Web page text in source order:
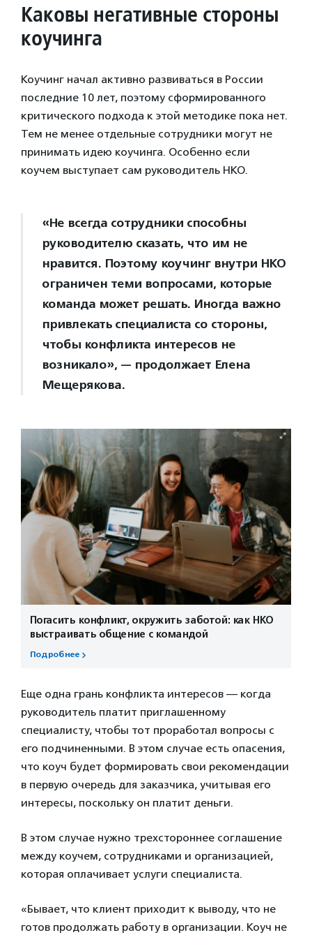
Каковы негативные стороны
коучинга
Коучинг начал активно развиваться в России
последние 10 лет, поэтому сформированного
критического подхода к этой методике пока нет.
Тем не менее отдельные сотрудники могут не
принимать идею коучинга. Особенно если
коучем выступает сам руководитель НКО.
«Не всегда сотрудники способны
руководителю сказать, что им не
нравится. Поэтому коучинг внутри НКО
ограничен теми вопросами, которые
команда может решать. Иногда важно
привлекать специалиста со стороны,
чтобы конфликта интересов не
возникало», — продолжает Елена
Мещерякова.
Погасить конфликт, окружить заботой: как НКО
выстраивать общение с командой
Подробнее
Еще одна грань конфликта интересов — когда
руководитель платит приглашенному
специалисту, чтобы тот проработал вопросы с
его подчиненными. В этом случае есть опасения,
что коуч будет формировать свои рекомендации
в первую очередь для заказчика, учитывая его
интересы, поскольку он платит деньги.
В этом случае нужно трехстороннее соглашение
между коучем, сотрудниками и организацией,
которая оплачивает услуги специалиста.
«Бывает, что клиент приходит к выводу, что не
готов продолжать работу в организации. Коуч не